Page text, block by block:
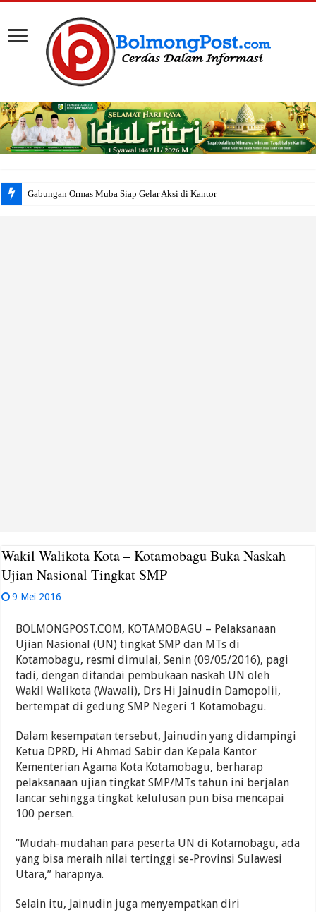
Gabungan Ormas Muba Siap Gelar Aksi di Kantor Pemkab, Soroti
Wakil Walikota Kota – Kotamobagu Buka Naskah
Ujian Nasional Tingkat SMP
9 Mei 2016
BOLMONGPOST.COM, KOTAMOBAGU – Pelaksanaan
Ujian Nasional (UN) tingkat SMP dan MTs di
Kotamobagu, resmi dimulai, Senin (09/05/2016), pagi
tadi, dengan ditandai pembukaan naskah UN oleh
Wakil Walikota (Wawali), Drs Hi Jainudin Damopolii,
bertempat di gedung SMP Negeri 1 Kotamobagu.
Dalam kesempatan tersebut, Jainudin yang didampingi
Ketua DPRD, Hi Ahmad Sabir dan Kepala Kantor
Kementerian Agama Kota Kotamobagu, berharap
pelaksanaan ujian tingkat SMP/MTs tahun ini berjalan
lancar sehingga tingkat kelulusan pun bisa mencapai
100 persen.
“Mudah-mudahan para peserta UN di Kotamobagu, ada
yang bisa meraih nilai tertinggi se-Provinsi Sulawesi
Utara,” harapnya.
Selain itu, Jainudin juga menyempatkan diri